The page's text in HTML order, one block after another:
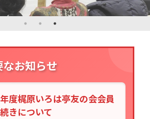
なお知らせ
度梶原いろは亭友の会会員
きについて